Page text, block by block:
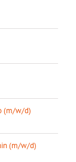
(m/w/d)
(m/w/d)